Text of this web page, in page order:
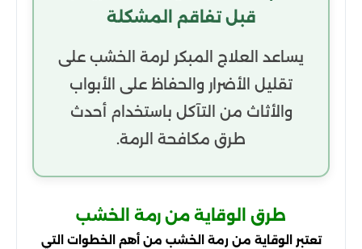
قبل تفاقم المشكلة
يساعد العلاج المبكر لرمة الخشب على
تقليل الأضرار والحفاظ على الأبواب
والأثاث من التآكل باستخدام أحدث
طرق مكافحة الرمة.
طرق الوقاية من رمة الخشب
تعتبر الوقاية من رمة الخشب من أهم الخطوات التي